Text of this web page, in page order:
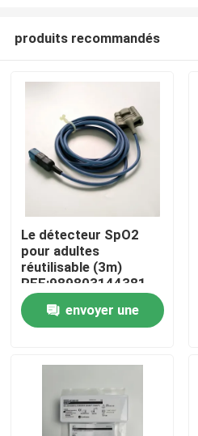
À la maison
Produits
À propos de nous
produits recommandés
Le détecteur SpO2
pour adultes
réutilisable (3m)
REF:989803144381
envoyer une